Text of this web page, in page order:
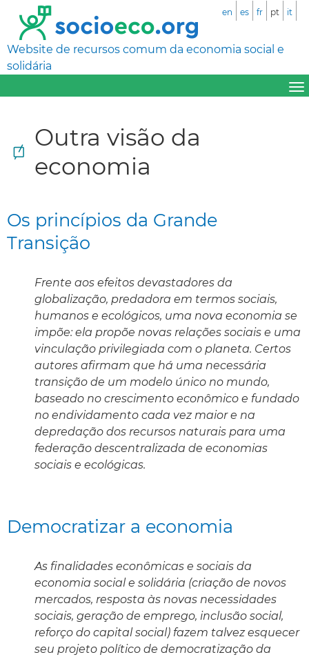
Website de recursos comum da economia social e
solidária
en es fr pt it
Outra visão da
economia
Os princípios da Grande
Transição
Frente aos efeitos devastadores da
globalização, predadora em termos sociais,
humanos e ecológicos, uma nova economia se
impõe: ela propõe novas relações sociais e uma
vinculação privilegiada com o planeta. Certos
autores afirmam que há uma necessária
transição de um modelo único no mundo,
baseado no crescimento econômico e fundado
no endividamento cada vez maior e na
depredação dos recursos naturais para uma
federação descentralizada de economias
sociais e ecológicas.
Democratizar a economia
As finalidades econômicas e sociais da
economia social e solidária (criação de novos
mercados, resposta às novas necessidades
sociais, geração de emprego, inclusão social,
reforço do capital social) fazem talvez esquecer
seu projeto político de democratização da